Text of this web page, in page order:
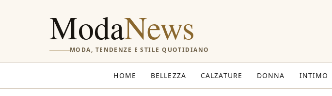
ModaNews
MODA, TENDENZE E STILE QUOTIDIANO
HOME BELLEZZA CALZATURE DONNA INTIMO